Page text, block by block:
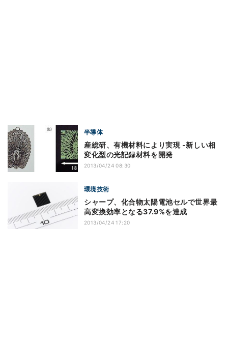
半導体
産総研、有機材料により実現 -新しい相
変化型の光記録材料を開発
2013/04/24 08:30
環境技術
シャープ、化合物太陽電池セルで世界最
高変換効率となる37.9%を達成
2013/04/24 17:20